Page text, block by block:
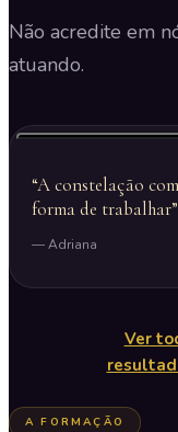
Não acredite em
atuando.
“A constelação
forma de trabalhar”
— Adriana
Ver
A FORMAÇÃO